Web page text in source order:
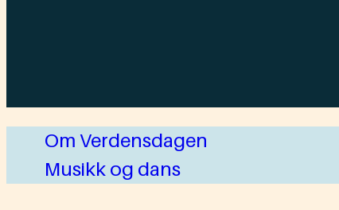
Om Verdensdagen
Musikk og dans